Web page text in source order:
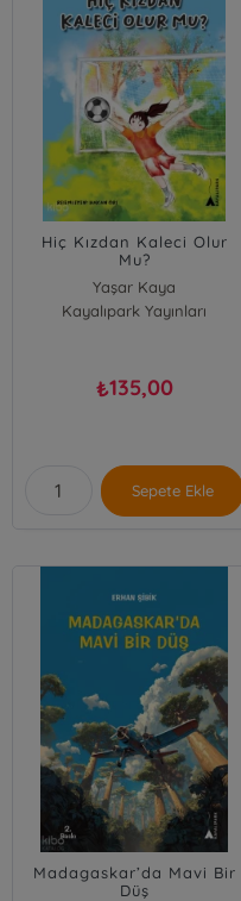
Hiç Kızdan Kaleci Olur
Mu?
Yaşar Kaya
Kayalıpark Yayınları
₺135,00
Sepete Ekle
Madagaskar’da Mavi Bir
Düş